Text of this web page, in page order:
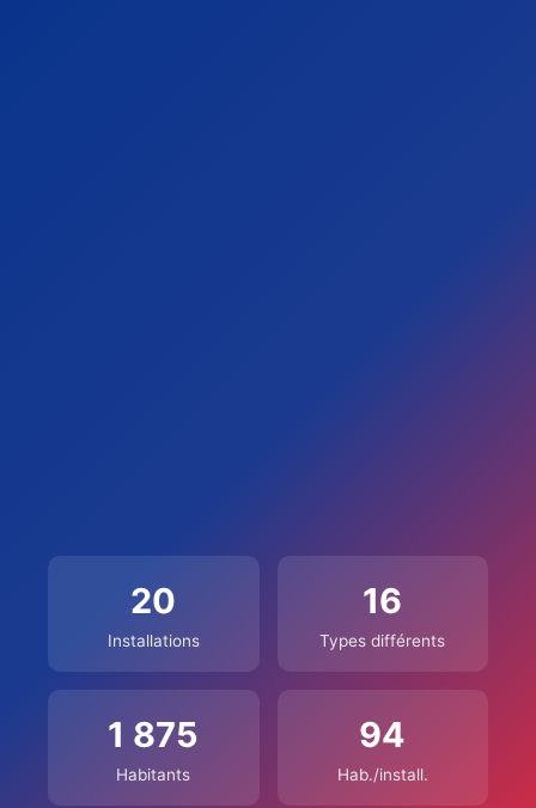
20
Installations
16
Types différents
1 875
Habitants
94
Hab./install.